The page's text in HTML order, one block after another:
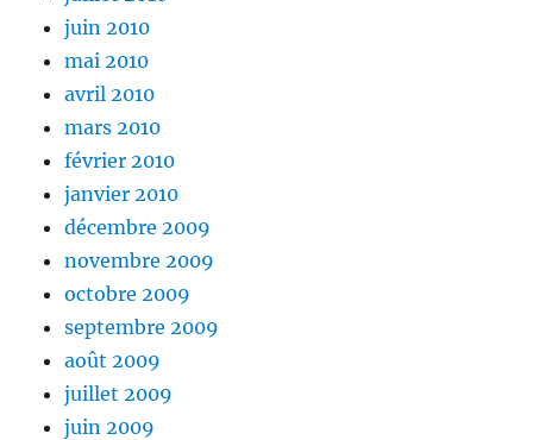
juin 2010
mai 2010
avril 2010
mars 2010
février 2010
janvier 2010
décembre 2009
novembre 2009
octobre 2009
septembre 2009
août 2009
juillet 2009
juin 2009